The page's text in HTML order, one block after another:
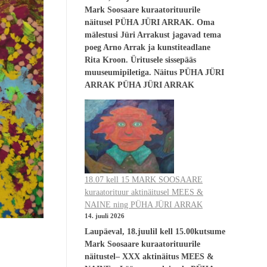
Mark Soosaare kuraatorituurile
näitusel PÜHA JÜRI ARRAK. Oma
mälestusi Jüri Arrakust jagavad tema
poeg Arno Arrak ja kunstiteadlane
Rita Kroon. Üritusele sissepääs
muuseumipiletiga. Näitus PÜHA JÜRI
ARRAK PÜHA JÜRI ARRAK
18.07 kell 15 MARK SOOSAARE
kuraatorituur aktinäitusel MEES &
NAINE ning PÜHA JÜRI ARRAK
14. juuli 2026
Laupäeval, 18.juulil kell 15.00kutsume
Mark Soosaare kuraatorituurile
näitustel– XXX aktinäitus MEES &